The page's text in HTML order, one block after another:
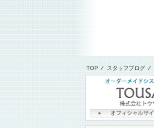
TOP ⁄ スタッフブログ ⁄